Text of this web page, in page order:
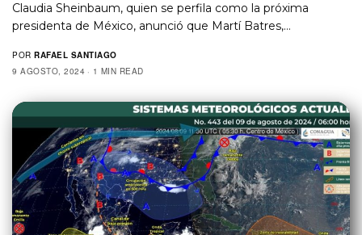
Claudia Sheinbaum, quien se perfila como la próxima
presidenta de México, anunció que Martí Batres,…
POR RAFAEL SANTIAGO
9 AGOSTO, 2024
1 MIN READ